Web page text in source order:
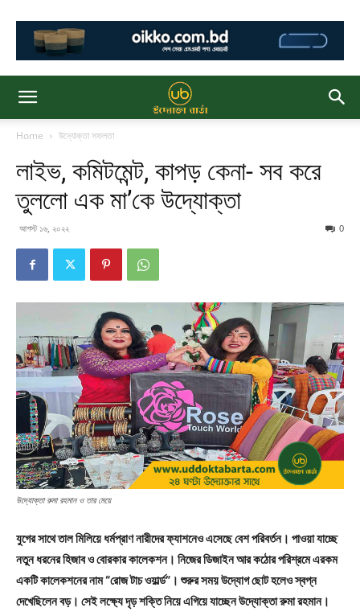
Home উদ্যোক্তা সফলতা
লাইভ, কমিটমেন্ট, কাপড় কেনা- সব করে
তুললো এক মা’কে উদ্যোক্তা
আগস্ট ১৬, ২০২২ 0
উদ্যোক্তা রুমা রহমান ও তার মেয়ে
যুগের সাথে তাল মিলিয়ে ধর্মপ্রাণ নারীদের ফ্যাশনেও এসেছে বেশ পরিবর্তন। পাওয়া যাচ্ছে
নতুন ধরনের হিজাব ও বোরকার কালেকশন। নিজের ডিজাইন আর কঠোর পরিশ্রমে এরকম
একটি কালেকশনের নাম “রোজ টাচ ওয়ার্ল্ড”। শুরুর সময় উদ্যোগ ছোট হলেও স্বপ্ন
দেখেছিলেন বড়। সেই লক্ষ্যে দৃড় শক্তি নিয়ে এগিয়ে যাচ্ছেন উদ্যোক্তা রুমা রহমান।